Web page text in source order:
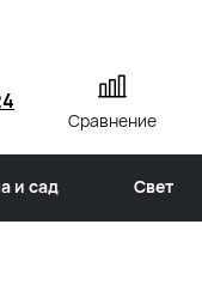
Сравнение
и сад Свет